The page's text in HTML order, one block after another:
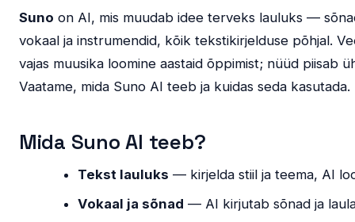
Suno on AI, mis muudab idee terveks lauluks —
vokaal ja instrumendid, kõik tekstikirjelduse põhjal.
vajas muusika loomine aastaid õppimist; nüüd piisab
Vaatame, mida Suno AI teeb ja kuidas seda kasutada.
Mida Suno AI teeb?
Tekst lauluks — kirjelda stiil ja teema, AI
Vokaal ja sõnad — AI kirjutab sõnad ja